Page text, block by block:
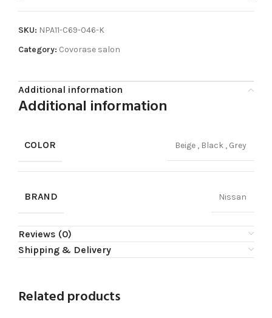
SKU: NPA11-C69-046-K
Category: Covorase salon
Additional information
Additional information
COLOR Beige , Black , Grey
BRAND Nissan
Reviews (0)
Shipping & Delivery
Related products